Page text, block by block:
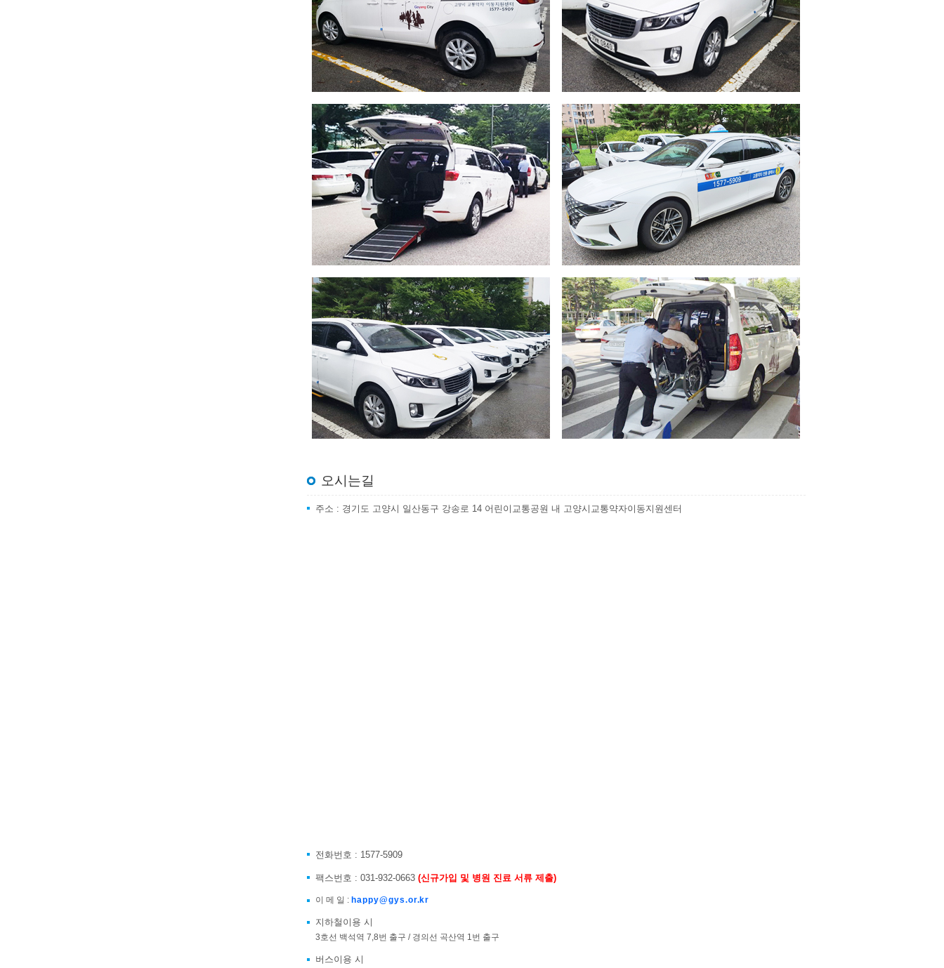
오시는길
주소 : 경기도 고양시 일산동구 강송로 14 어린이교통공원 내 고양시교통약자이동지원센터
전화번호 : 1577-5909
팩스번호 : 031-932-0663 (신규가입 및 병원 진료 서류 제출)
이 메 일 : happy@gys.or.kr
지하철이용 시
3호선 백석역 7,8번 출구 / 경의선 곡산역 1번 출구
버스이용 시